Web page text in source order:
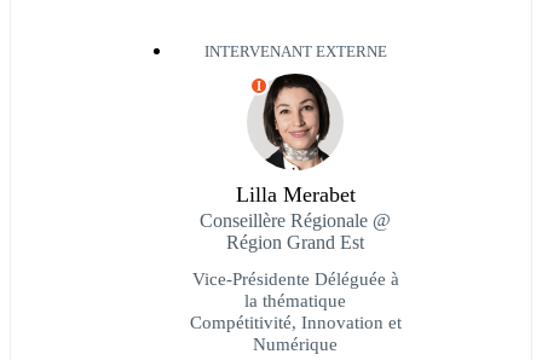
INTERVENANT EXTERNE
I
Lilla Merabet
Conseillère Régionale @
Région Grand Est
Vice-Présidente Déléguée à
la thématique
Compétitivité, Innovation et
Numérique